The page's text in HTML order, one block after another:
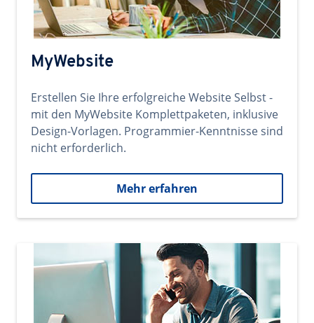
MyWebsite
Erstellen Sie Ihre erfolgreiche Website Selbst -
mit den MyWebsite Komplettpaketen, inklusive
Design-Vorlagen. Programmier-Kenntnisse sind
nicht erforderlich.
Mehr erfahren